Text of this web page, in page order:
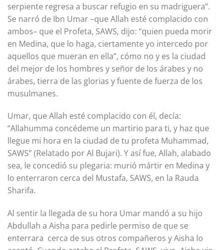
serpiente regresa a buscar refugio en su madriguera”.
Se narró de Ibn Umar –que Allah esté complacido con
ambos– que el Profeta, SAWS, dijo: “quien pueda morir
en Medina, que lo haga, ciertamente yo intercedo por
aquellos que mueran en ella”, cómo no y es la ciudad
del mejor de los hombres y señor de los árabes y no
árabes, tierra de las glorias y fuente de fuerza de los
musulmanes.
Umar, que Allah esté complacido con él, decía:
“Allahumma concédeme un martirio para ti, y haz que
llegue mi hora en la ciudad de tu profeta Muhammad,
SAWS” (Relatado por Al Bujari). Y así fue, Allah, alabado
sea, le concedió su plegaria: murió mártir en Medina y
lo enterraron cerca del Mustafa, SAWS, en la Rauda
Sharifa.
Al sentir la llegada de su hora Umar mandó a su hijo
Abdullah a Aisha para pedirle permiso de que se
enterrara cerca de sus otros compañeros y Aisha lo